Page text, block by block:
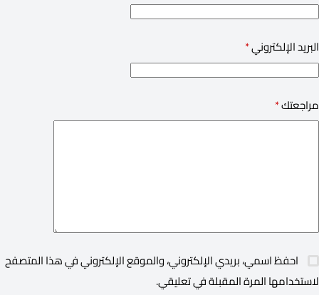
البريد الإلكتروني*
مراجعتك*
احفظ اسمي، بريدي الإلكتروني، والموقع الإلكتروني في هذا المتصفح
لاستخدامها المرة المقبلة في تعليقي.